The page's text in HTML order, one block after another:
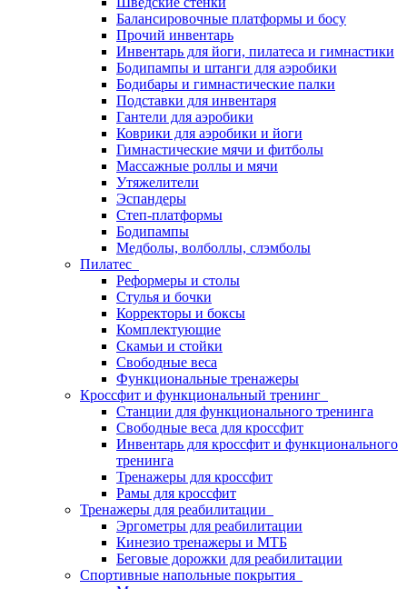
Балансировочные платформы и босу
Прочий инвентарь
Инвентарь для йоги, пилатеса и гимнастики
Бодипампы и штанги для аэробики
Бодибары и гимнастические палки
Подставки для инвентаря
Гантели для аэробики
Коврики для аэробики и йоги
Гимнастические мячи и фитболы
Массажные роллы и мячи
Утяжелители
Эспандеры
Степ-платформы
Бодипампы
Медболы, волболлы, слэмболы
Пилатес
Реформеры и столы
Стулья и бочки
Корректоры и боксы
Комплектующие
Скамьи и стойки
Свободные веса
Функциональные тренажеры
Кроссфит и функциональный тренинг
Станции для функционального тренинга
Свободные веса для кроссфит
Инвентарь для кроссфит и функционального
тренинга
Тренажеры для кроссфит
Рамы для кроссфит
Тренажеры для реабилитации
Эргометры для реабилитации
Кинезио тренажеры и МТБ
Беговые дорожки для реабилитации
Спортивные напольные покрытия